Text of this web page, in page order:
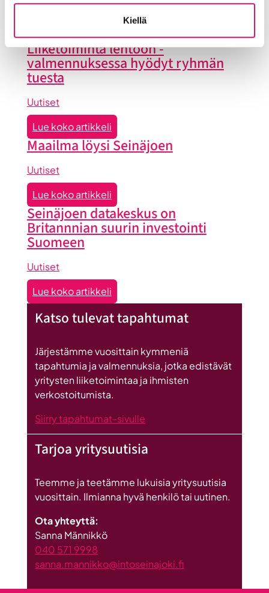
Kiellä
Uusimmat uutiset
Liiketoiminta lentoon -
valmennuksessa hyödyt ryhmän
tuesta
Uutiset
Lue koko artikkeli:
Liiketoiminta
lentoon
valmennuksessa
hyödyt
ryhmän
tuesta
Maailma löysi Seinäjoen
Uutiset
Lue koko artikkeli:
Maailma
löysi
Seinäjoen
Seinäjoen datakeskus on
Britannnian suurin investointi
Suomeen
Uutiset
Lue koko artikkeli:
Seinäjoen
datakeskus
Britannnian
suurin
investointi
Katso tulevat tapahtumat
Järjestämme vuosittain kymmeniä
tapahtumia ja valmennuksia, jotka edistävät
yritysten liiketoimintaa ja ihmisten
verkostoitumista.
Siirry tapahtumat-sivulle
Tarjoa yritysuutisia
Teemme ja teetämme lukuisia yritysuutisia
vuosittain. Ilmianna hyvä henkilö tai uutinen.
Ota yhteyttä:
Sanna Männikkö
040 571 9998
sanna.mannikko@intoseinajoki.fi